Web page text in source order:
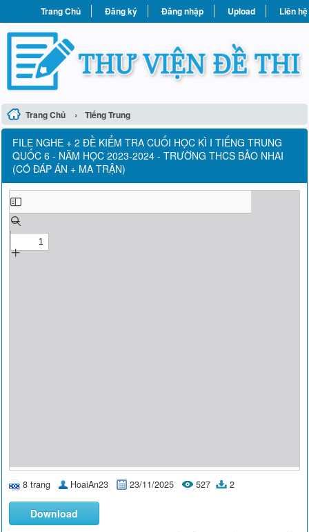
Trang Chủ Đăng ký Đăng nhập Upload Liên hệ
Trang Chủ › Tiếng Trung
FILE NGHE + 2 ĐỀ KIỂM TRA CUỐI HỌC KÌ I TIẾNG TRUNG
QUỐC 6 - NĂM HỌC 2023-2024 - TRƯỜNG THCS BẢO NHAI
(CÓ ĐÁP ÁN + MA TRẬN)
8 trang HoaiAn23 23/11/2025 527 2
Download